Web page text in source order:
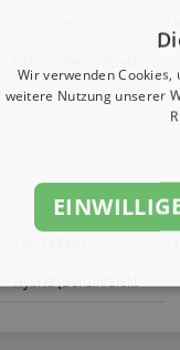
Hybrid (Benzin/Elekt
Wir verwenden
weitere Nutzung unserer